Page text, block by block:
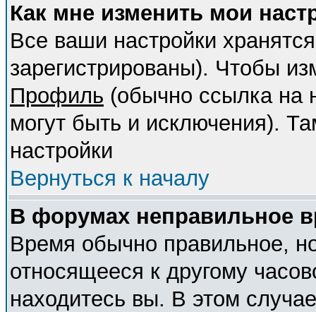
Как мне изменить мои
Все ваши настройки
зарегистрированы). Чтобы
Профиль (обычно ссылка на
могут быть и исключения).
настройки
Вернуться к началу
В форумах неправильное
Время обычно правильное,
относящееся к другому
находитесь вы. В этом